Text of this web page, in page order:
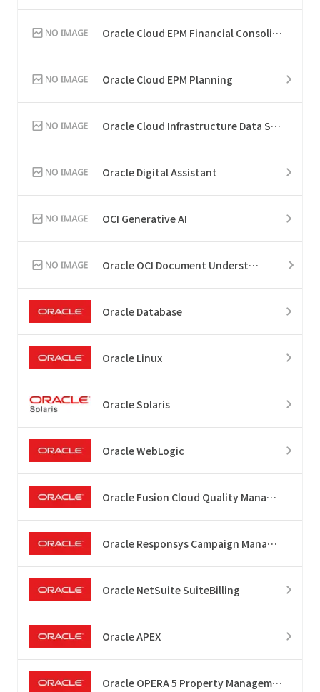
Oracle Cloud EPM Financial Consolidation and Close
Oracle Cloud EPM Planning
Oracle Cloud Infrastructure Data Science
Oracle Digital Assistant
OCI Generative AI
Oracle OCI Document Understanding
Oracle Database
Oracle Linux
Oracle Solaris
Oracle WebLogic
Oracle Fusion Cloud Quality Management
Oracle Responsys Campaign Management
Oracle NetSuite SuiteBilling
Oracle APEX
Oracle OPERA 5 Property Management Solutions